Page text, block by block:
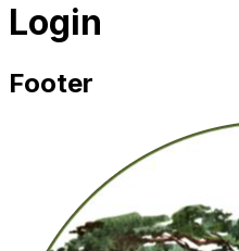
Login
Footer